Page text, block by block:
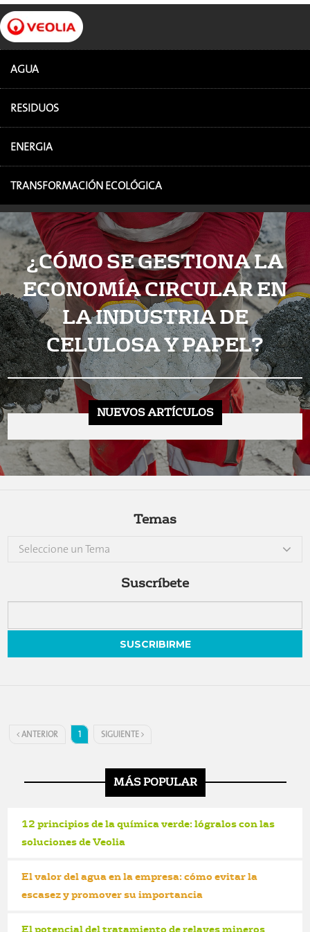
AGUA
RESIDUOS
ENERGIA
TRANSFORMACIÓN ECOLÓGICA
¿CÓMO SE GESTIONA LA
ECONOMÍA CIRCULAR EN
LA INDUSTRIA DE
CELULOSA Y PAPEL?
NUEVOS ARTÍCULOS
Temas
Seleccione un Tema
Suscríbete
ANTERIOR 1 SIGUIENTE
MÁS POPULAR
12 principios de la química verde: lógralos con las
soluciones de Veolia
El valor del agua en la empresa: cómo evitar la
escasez y promover su importancia
El potencial del tratamiento de relaves mineros